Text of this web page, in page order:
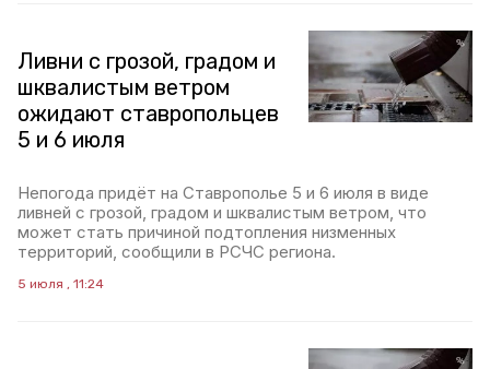
Ливни с грозой, градом и
шквалистым ветром
ожидают ставропольцев
5 и 6 июля
Непогода придёт на Ставрополье 5 и 6 июля в виде
ливней с грозой, градом и шквалистым ветром, что
может стать причиной подтопления низменных
территорий, сообщили в РСЧС региона.
5 июля , 11:24